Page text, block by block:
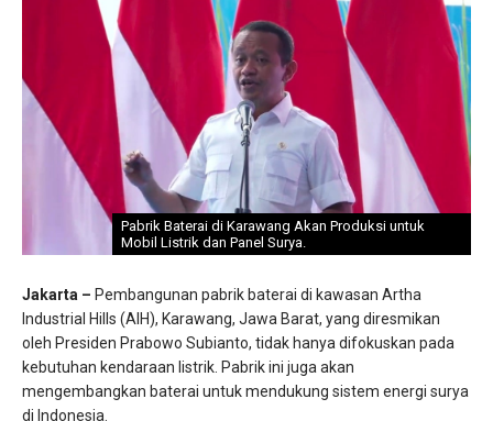
Pabrik Baterai di Karawang Akan Produksi untuk
Mobil Listrik dan Panel Surya.
Jakarta – Pembangunan pabrik baterai di kawasan Artha
Industrial Hills (AIH), Karawang, Jawa Barat, yang diresmikan
oleh Presiden Prabowo Subianto, tidak hanya difokuskan pada
kebutuhan kendaraan listrik. Pabrik ini juga akan
mengembangkan baterai untuk mendukung sistem energi surya
di Indonesia.